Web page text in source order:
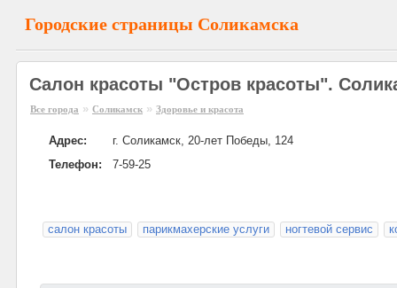
Городские страницы Соликамска
Салон красоты "Остров красоты".
Все города » Соликамск » Здоровье и красота
Адрес:
г. Соликамск, 20-лет Победы, 124
Телефон:
7-59-25
салон красоты парикмахерские услуги ногтевой сервис